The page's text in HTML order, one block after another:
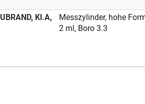
Kl.A,
Messzylinder, hohe
2 ml, Boro 3.3